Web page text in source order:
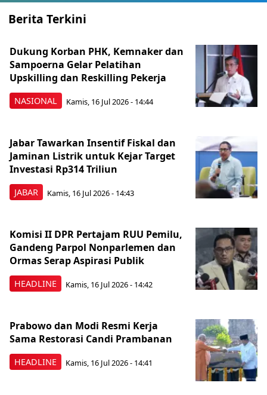
Berita Terkini
NASIONAL
Dukung Korban PHK, Kemnaker dan
Sampoerna Gelar Pelatihan
Upskilling dan Reskilling Pekerja
Kamis, 16 Jul 2026 - 14:44
JABAR
Jabar Tawarkan Insentif Fiskal dan
Jaminan Listrik untuk Kejar Target
Investasi Rp314 Triliun
Kamis, 16 Jul 2026 - 14:43
HEADLINE
Komisi II DPR Pertajam RUU Pemilu,
Gandeng Parpol Nonparlemen dan
Ormas Serap Aspirasi Publik
Kamis, 16 Jul 2026 - 14:42
HEADLINE
Prabowo dan Modi Resmi Kerja
Sama Restorasi Candi Prambanan
Kamis, 16 Jul 2026 - 14:41